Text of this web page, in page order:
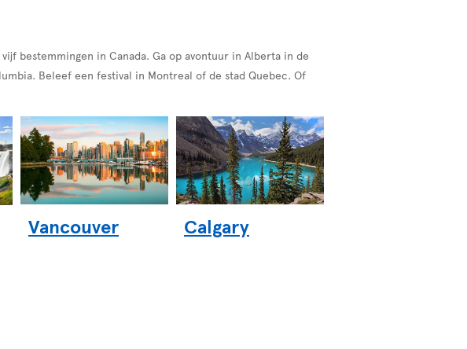
bestemmingen in Canada. Ga op avontuur in Alberta in de
Beleef een festival in Montreal of de stad Quebec. Of
Vancouver Calgary